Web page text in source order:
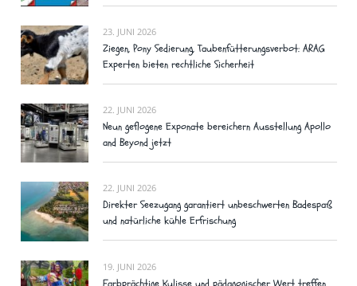
23. JUNI 2026
Ziegen, Pony Sedierung, Taubenfütterungsverbot: ARAG
Experten bieten rechtliche Sicherheit
22. JUNI 2026
Neun geflogene Exponate bereichern Ausstellung Apollo
and Beyond jetzt
22. JUNI 2026
Direkter Seezugang garantiert unbeschwerten Badespaß
und natürliche kühle Erfrischung
19. JUNI 2026